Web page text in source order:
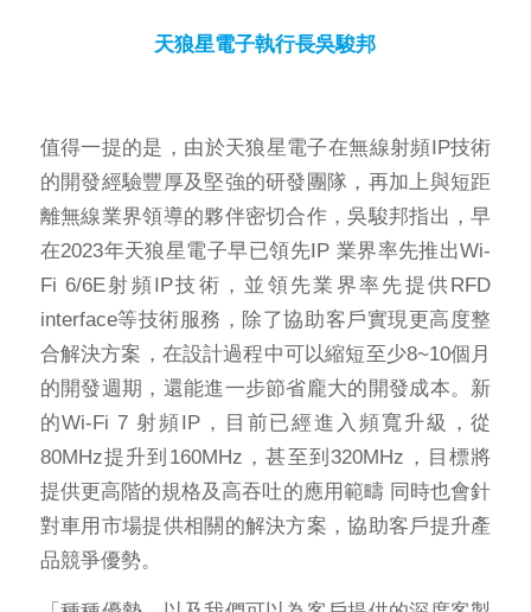
天狼星電子執行長吳駿邦
值得一提的是，由於天狼星電子在無線射頻IP技術
的開發經驗豐厚及堅強的研發團隊，再加上與短距
離無線業界領導的夥伴密切合作，吳駿邦指出，早
在2023年天狼星電子早已領先IP 業界率先推出Wi-
Fi 6/6E射頻IP技術，並領先業界率先提供RFD
interface等技術服務，除了協助客戶實現更高度整
合解決方案，在設計過程中可以縮短至少8~10個月
的開發週期，還能進一步節省龐大的開發成本。新
的Wi-Fi 7 射頻IP，目前已經進入頻寬升級，從
80MHz提升到160MHz，甚至到320MHz，目標將
提供更高階的規格及高吞吐的應用範疇 同時也會針
對車用市場提供相關的解決方案，協助客戶提升產
品競爭優勢。